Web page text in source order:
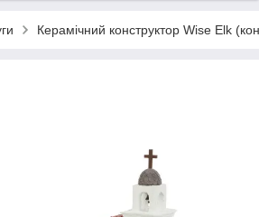
Керамічний конструктор Wise Elk